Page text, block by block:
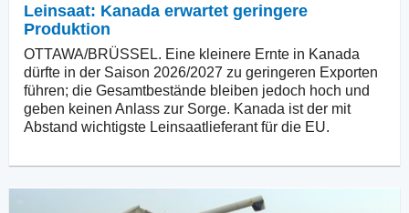
Leinsaat: Kanada erwartet geringere
Produktion
OTTAWA/BRÜSSEL. Eine kleinere Ernte in Kanada
dürfte in der Saison 2026/2027 zu geringeren Exporten
führen; die Gesamtbestände bleiben jedoch hoch und
geben keinen Anlass zur Sorge. Kanada ist der mit
Abstand wichtigste Leinsaatlieferant für die EU.